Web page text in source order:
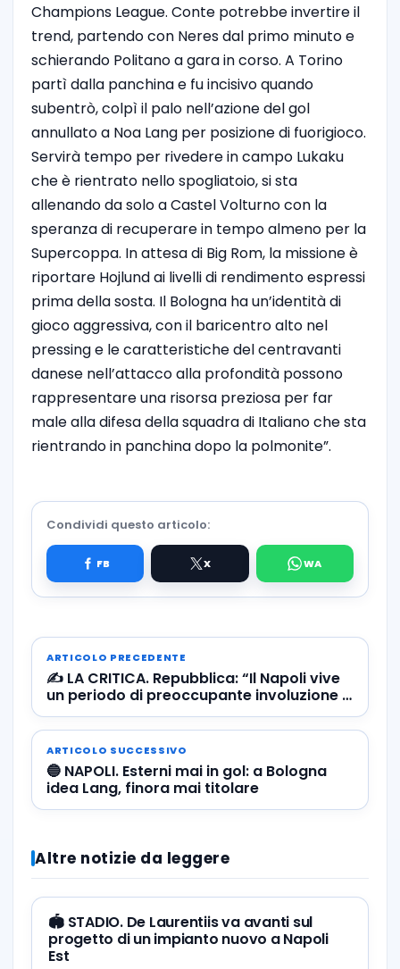
Champions League. Conte potrebbe invertire il
trend, partendo con Neres dal primo minuto e
schierando Politano a gara in corso. A Torino
partì dalla panchina e fu incisivo quando
subentrò, colpì il palo nell’azione del gol
annullato a Noa Lang per posizione di fuorigioco.
Servirà tempo per rivedere in campo Lukaku
che è rientrato nello spogliatoio, si sta
allenando da solo a Castel Volturno con la
speranza di recuperare in tempo almeno per la
Supercoppa. In attesa di Big Rom, la missione è
riportare Hojlund ai livelli di rendimento espressi
prima della sosta. Il Bologna ha un’identità di
gioco aggressiva, con il baricentro alto nel
pressing e le caratteristiche del centravanti
danese nell’attacco alla profondità possono
rappresentare una risorsa preziosa per far
male alla difesa della squadra di Italiano che sta
rientrando in panchina dopo la polmonite”.
Condividi questo articolo:
ARTICOLO PRECEDENTE
✍️ LA CRITICA. Repubblica: “Il Napoli vive
un periodo di preoccupante involuzione e
ha smarrito la via del gol”
ARTICOLO SUCCESSIVO
🔵 NAPOLI. Esterni mai in gol: a Bologna
idea Lang, finora mai titolare
Altre notizie da leggere
🏟️ STADIO. De Laurentiis va avanti sul
progetto di un impianto nuovo a Napoli
Est